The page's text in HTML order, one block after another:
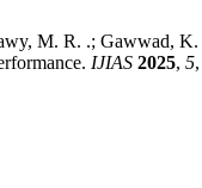
M. R. .; Gawwad,
IJIAS 2025, 5